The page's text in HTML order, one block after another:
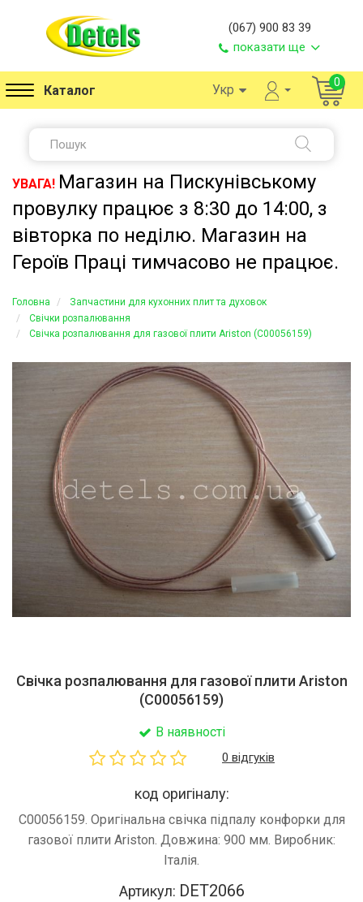
(067) 900 83 39
показати ще
Каталог Укр 0
УВАГА! Магазин на Пискунівському
провулку працює з 8:30 до 14:00, з
вівторка по неділю. Магазин на
Героїв Праці тимчасово не працює.
Головна
Запчастини для кухонних плит та духовок
Свічки розпалювання
Свічка розпалювання для газової плити Ariston (C00056159)
Свічка розпалювання для газової плити Ariston
(C00056159)
В наявності
0 відгуків
код оригіналу:
C00056159. Оригінальна свічка підпалу конфорки для
газової плити Ariston. Довжина: 900 мм. Виробник:
Італія.
Артикул: DET2066